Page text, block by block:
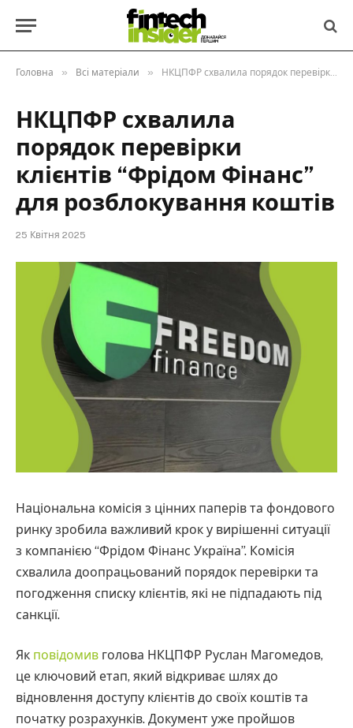
Головна » Всі матеріали » НКЦПФР схвалила порядок перевірки клієнтів “Фрідом Фінанс” для розблокування коштів
НКЦПФР схвалила
порядок перевірки
клієнтів “Фрідом Фінанс”
для розблокування коштів
25 Квітня 2025
Національна комісія з цінних паперів та фондового
ринку зробила важливий крок у вирішенні ситуації
з компанією “Фрідом Фінанс Україна”. Комісія
схвалила доопрацьований порядок перевірки та
погодження списку клієнтів, які не підпадають під
санкції.
Як повідомив голова НКЦПФР Руслан Магомедов,
це ключовий етап, який відкриває шлях до
відновлення доступу клієнтів до своїх коштів та
початку розрахунків. Документ уже пройшов